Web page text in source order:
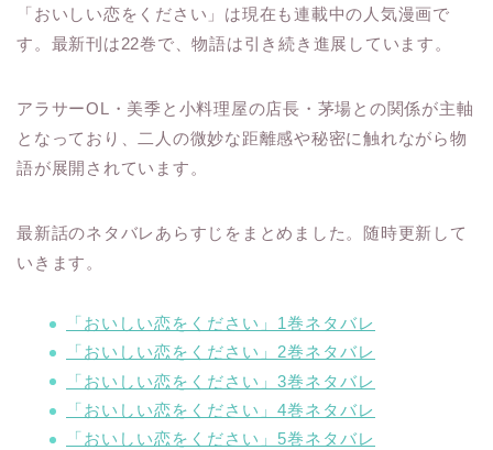
「おいしい恋をください」は現在も連載中の人気漫画で
す。最新刊は22巻で、物語は引き続き進展しています。
アラサーOL・美季と小料理屋の店長・茅場との関係が主軸
となっており、二人の微妙な距離感や秘密に触れながら物
語が展開されています。
最新話のネタバレあらすじをまとめました。随時更新して
いきます。
「おいしい恋をください」1巻ネタバレ
「おいしい恋をください」2巻ネタバレ
「おいしい恋をください」3巻ネタバレ
「おいしい恋をください」4巻ネタバレ
「おいしい恋をください」5巻ネタバレ